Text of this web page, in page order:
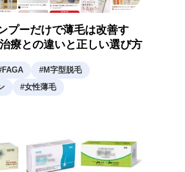
プーだけで薄毛は改善す
療との違いと正しい選び方
FAGA #M字型脱毛
#女性薄毛